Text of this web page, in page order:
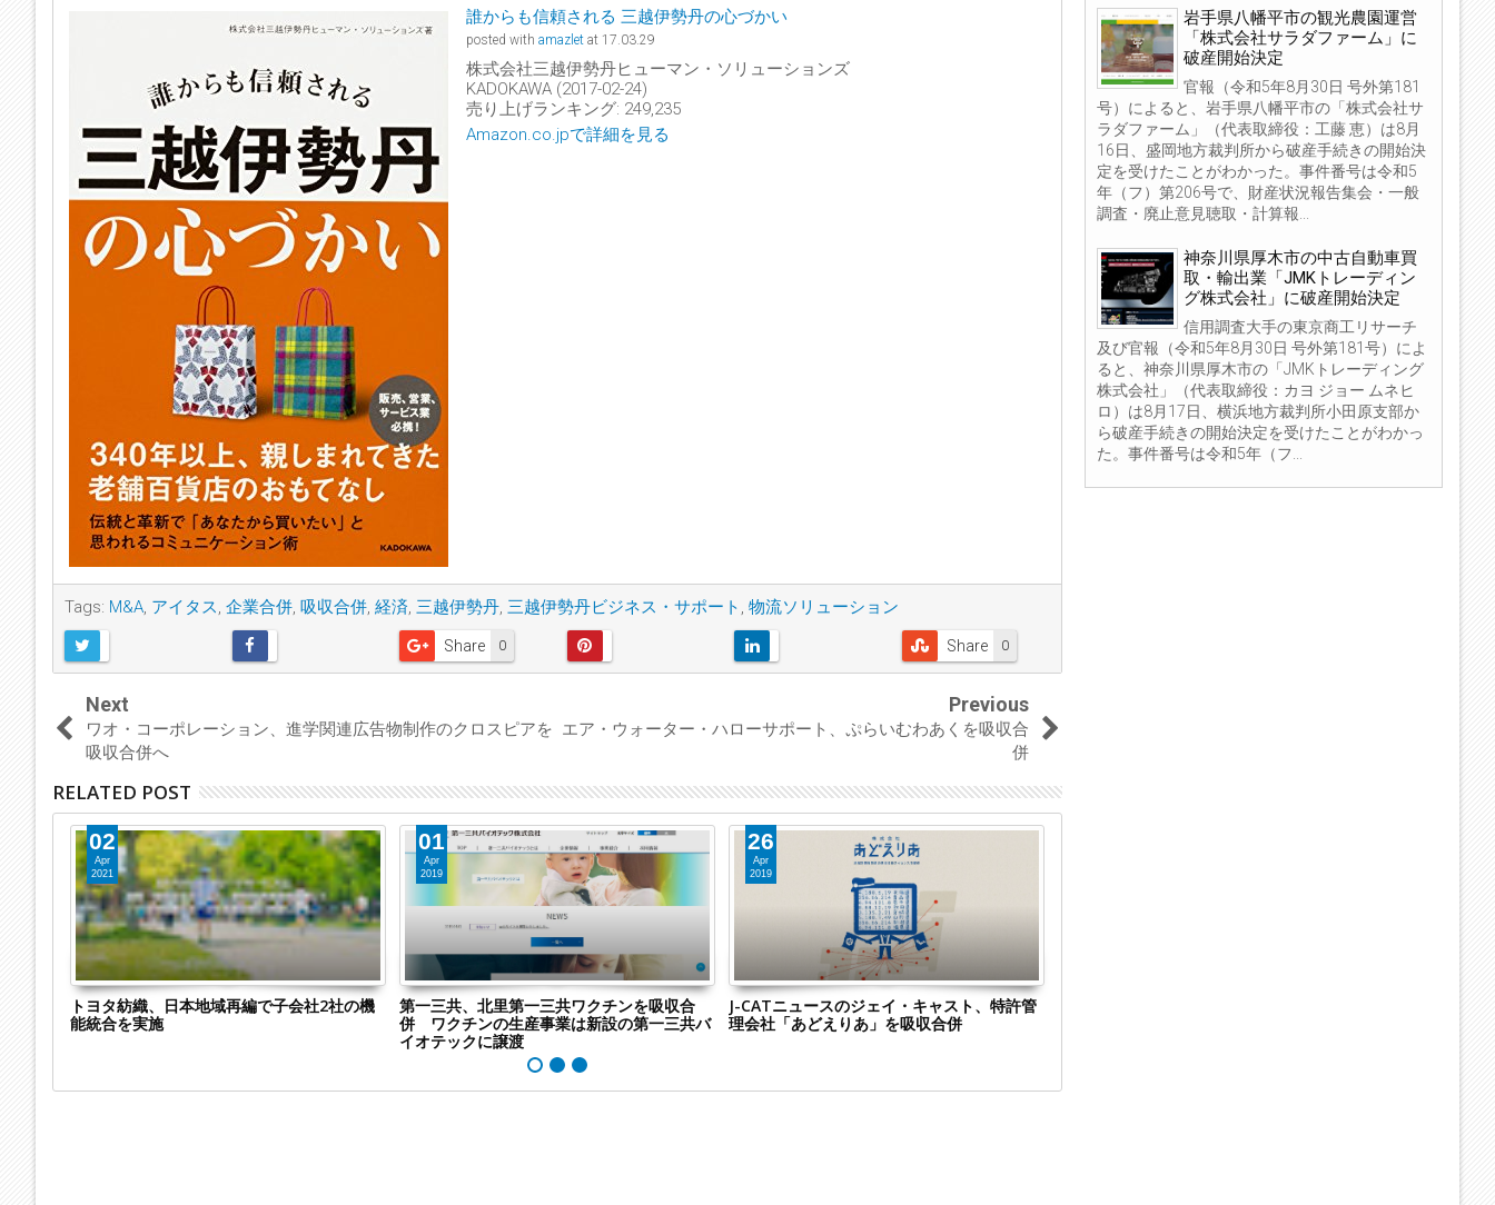
誰からも信頼される 三越伊勢丹の心づかい
posted with amazlet at 17.03.29
株式会社三越伊勢丹ヒューマン・ソリューションズ
KADOKAWA (2017-02-24)
売り上げランキング: 249,235
Amazon.co.jpで詳細を見る
Tags: M&A, アイタス, 企業合併, 吸収合併, 経済, 三越伊勢丹, 三越伊勢丹ビジネス・サポート , 物流ソリューション
0
Share 0
Share
Next
ワオ・コーポレーション、進学関連広告物制作のクロスピアを
吸収合併へ
Previous
エア・ウォーター・ハローサポート、ぷらいむわあくを吸収合
併
RELATED POST
02
Apr
2021
トヨタ紡織、日本地域再編で子会社2社の機
能統合を実施
01
Apr
2019
第一三共、北里第一三共ワクチンを吸収合
併 ワクチンの生産事業は新設の第一三共バ
イオテックに譲渡
26
Apr
2019
J-CATニュースのジェイ・キャスト、特許管
理会社「あどえりあ」を吸収合併
岩手県八幡平市の観光農園運営
「株式会社サラダファーム」に
破産開始決定
官報（令和5年8月30日 号外第181
号）によると、岩手県八幡平市の「株式会社サ
ラダファーム」（代表取締役：工藤 恵）は8月
16日、盛岡地方裁判所から破産手続きの開始決
定を受けたことがわかった。事件番号は令和5
年（フ）第206号で、財産状況報告集会・一般
調査・廃止意見聴取・計算報...
神奈川県厚木市の中古自動車買
取・輸出業「JMKトレーディン
グ株式会社」に破産開始決定
信用調査大手の東京商工リサーチ
及び官報（令和5年8月30日 号外第181号）によ
ると、神奈川県厚木市の「JMKトレーディング
株式会社」（代表取締役：カヨ ジョー ムネヒ
ロ）は8月17日、横浜地方裁判所小田原支部か
ら破産手続きの開始決定を受けたことがわかっ
た。事件番号は令和5年（フ...